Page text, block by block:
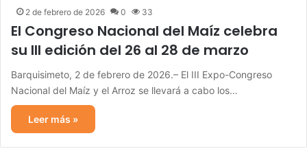
2 de febrero de 2026 0 33
El Congreso Nacional del Maíz celebra
su III edición del 26 al 28 de marzo
Barquisimeto, 2 de febrero de 2026.– El III Expo-Congreso
Nacional del Maíz y el Arroz se llevará a cabo los…
Leer más »